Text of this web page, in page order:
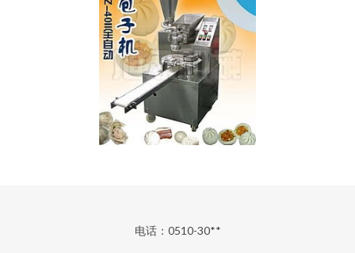
电话：0510-30**